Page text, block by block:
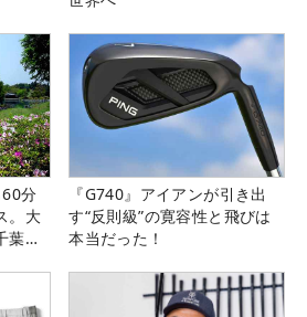
分
。大
葉
『G740』アイアンが引き出
す“反則級”の寛容性と飛びは
本当だった！